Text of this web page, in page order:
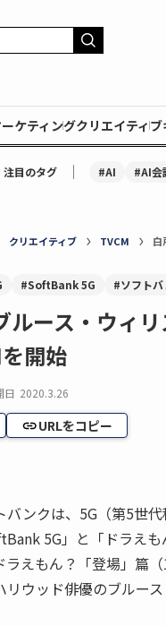
ケティングクリエイティブ
注目のタグ ｜ #AI #AI会
クリエイティブ TVCM 白
#SoftBank 5G #ソフト
ルース・ウィ
開始
日 2020.3.26
URLをコピー
バンクは、5G（第5世
5G」と「ドラえ
ラえもん？「登場」篇
リウッド俳優のブルー